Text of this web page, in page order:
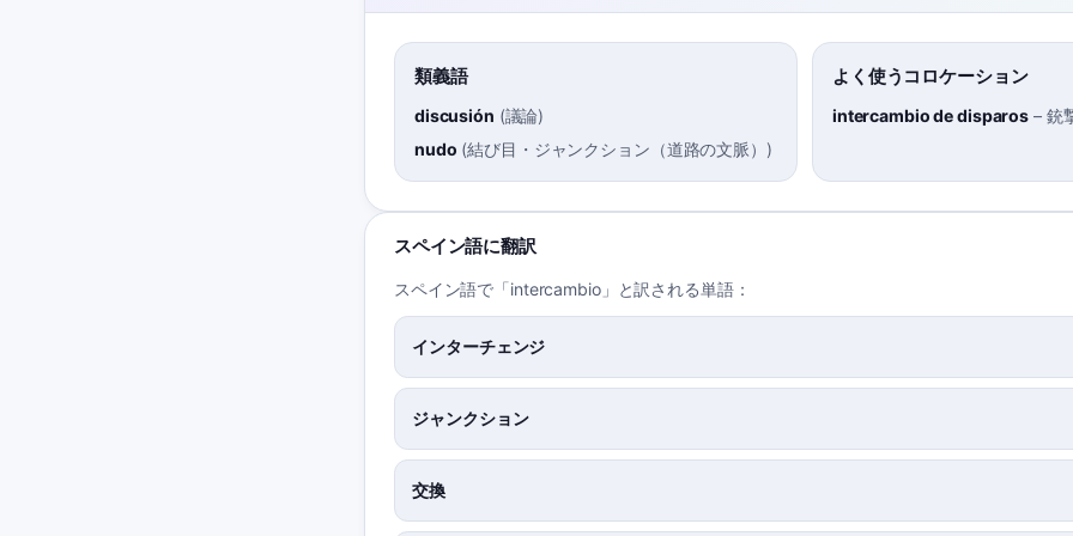
類義語
discusión (議論)
nudo (結び目・ジャンクション（道路の文脈） )
よく使うコロケーション
intercambio de disparos – 銃
スペイン語に翻訳
スペイン語で「intercambio」と訳される単語：
インターチェンジ
ジャンクション
交換